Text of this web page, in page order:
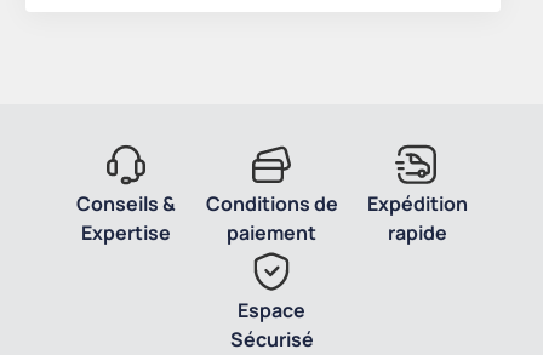
Conseils &
Expertise
Conditions de
paiement
Expédition
rapide
Espace
Sécurisé